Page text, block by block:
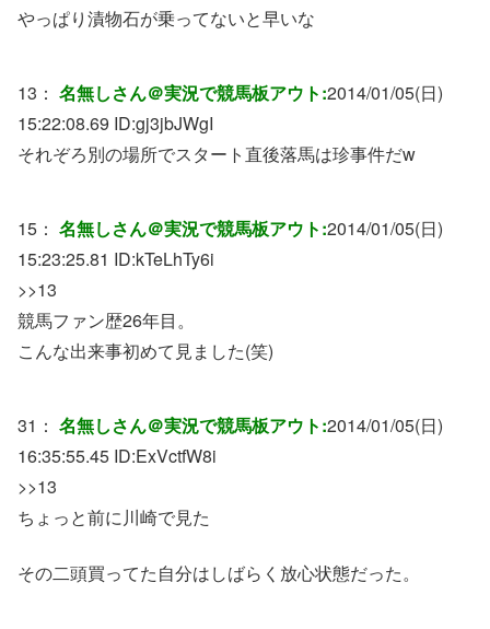
やっぱり漬物石が乗ってないと早いな
13： 名無しさん＠実況で競馬板アウト:2014/01/05(日)
15:22:08.69 ID:gj3jbJWgI
それぞろ別の場所でスタート直後落馬は珍事件だw
15： 名無しさん＠実況で競馬板アウト:2014/01/05(日)
15:23:25.81 ID:kTeLhTy6i
>>13
競馬ファン歴26年目。
こんな出来事初めて見ました(笑)
31： 名無しさん＠実況で競馬板アウト:2014/01/05(日)
16:35:55.45 ID:ExVctfW8i
>>13
ちょっと前に川崎で見た
その二頭買ってた自分はしばらく放心状態だった。